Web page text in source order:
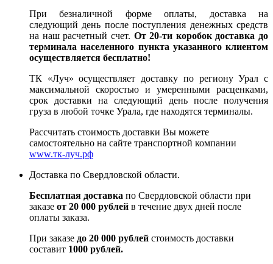
При безналичной форме оплаты, доставка на
следующий день после поступления денежных средств
на наш расчетный счет. От 20-ти коробок доставка до
терминала населенного пункта указанного клиентом
осуществляется бесплатно!
ТК «Луч» осуществляет доставку по региону Урал с
максимальной скоростью и умеренными расценками,
срок доставки на следующий день после получения
груза в любой точке Урала, где находятся терминалы.
Рассчитать стоимость доставки Вы можете
самостоятельно на сайте транспортной компании
www.тк-луч.рф
Доставка по Свердловской области.
Бесплатная доставка по Свердловской области при
заказе от 20 000 рублей в течение двух дней после
оплаты заказа.
При заказе до 20 000 рублей стоимость доставки
составит 1000 рублей.